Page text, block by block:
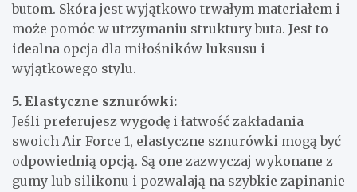
butom. Skóra jest wyjątkowo trwałym materiałem i
może pomóc w utrzymaniu struktury buta. Jest to
idealna opcja dla miłośników luksusu i
wyjątkowego stylu.
5. Elastyczne sznurówki:
Jeśli preferujesz wygodę i łatwość zakładania
swoich Air Force 1, elastyczne sznurówki mogą być
odpowiednią opcją. Są one zazwyczaj wykonane z
gumy lub silikonu i pozwalają na szybkie zapinanie